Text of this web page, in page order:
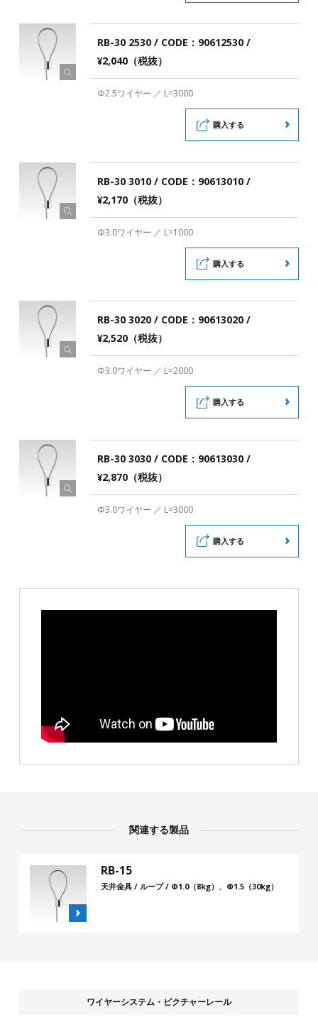
RB-30 2530 / CODE：90612530 /
¥2,040（税抜）
Φ2.5ワイヤー ／ L=3000
購入する
RB-30 3010 / CODE：90613010 /
¥2,170（税抜）
Φ3.0ワイヤー ／ L=1000
購入する
RB-30 3020 / CODE：90613020 /
¥2,520（税抜）
Φ3.0ワイヤー ／ L=2000
購入する
RB-30 3030 / CODE：90613030 /
¥2,870（税抜）
Φ3.0ワイヤー ／ L=3000
購入する
関連する製品
RB-15
天井金具 / ループ / Φ1.0（8kg）、Φ1.5（30kg）
ワイヤーシステム・ピクチャーレール